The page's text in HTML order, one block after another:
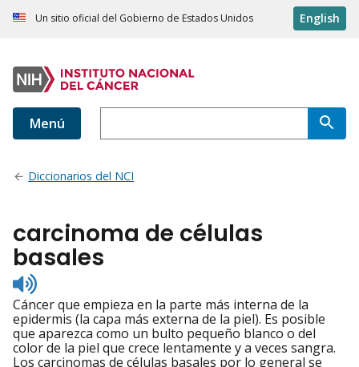
Un sitio oficial del Gobierno de Estados Unidos English
Menú
Diccionarios del NCI
carcinoma de células
basales
Listen
to
pronunciation
Cáncer que empieza en la parte más interna de la
epidermis (la capa más externa de la piel). Es posible
que aparezca como un bulto pequeño blanco o del
color de la piel que crece lentamente y a veces sangra.
Los carcinomas de células basales por lo general se